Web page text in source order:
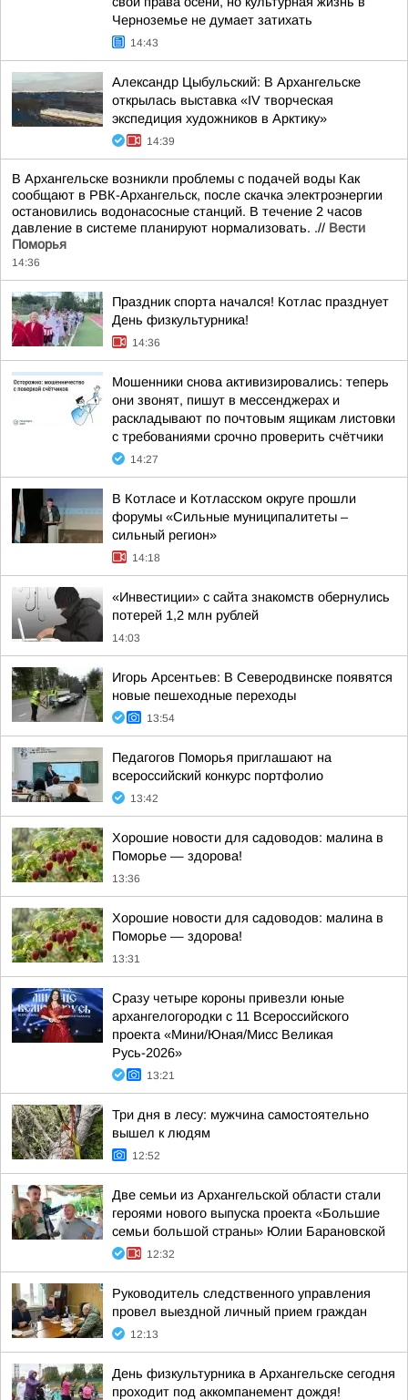
Черноземье не думает затихать
14:43
Александр Цыбульский: В Архангельске
открылась выставка «IV творческая
экспедиция художников в Арктику»
14:39
В Архангельске возникли проблемы с подачей воды Как
сообщают в РВК-Архангельск, после скачка электроэнергии
остановились водонасосные станций. В течение 2 часов
давление в системе планируют нормализовать. .// Вести
Поморья
14:36
Праздник спорта начался! Котлас празднует
День физкультурника!
14:36
Мошенники снова активизировались: теперь
они звонят, пишут в мессенджерах и
раскладывают по почтовым ящикам листовки
с требованиями срочно проверить счётчики
14:27
В Котласе и Котласском округе прошли
форумы «Сильные муниципалитеты –
сильный регион»
14:18
«Инвестиции» с сайта знакомств обернулись
потерей 1,2 млн рублей
14:03
Игорь Арсентьев: В Северодвинске появятся
новые пешеходные переходы
13:54
Педагогов Поморья приглашают на
всероссийский конкурс портфолио
13:42
Хорошие новости для садоводов: малина в
Поморье — здорова!
13:36
Хорошие новости для садоводов: малина в
Поморье — здорова!
13:31
Сразу четыре короны привезли юные
архангелогородки с 11 Всероссийского
проекта «Мини/Юная/Мисс Великая
Русь-2026»
13:21
Три дня в лесу: мужчина самостоятельно
вышел к людям
12:52
Две семьи из Архангельской области стали
героями нового выпуска проекта «Большие
семьи большой страны» Юлии Барановской
12:32
Руководитель следственного управления
провел выездной личный прием граждан
12:13
День физкультурника в Архангельске сегодня
проходит под аккомпанемент дождя!